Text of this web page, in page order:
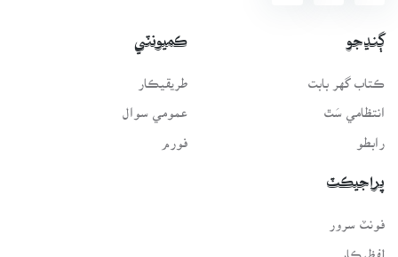
ڳنڍجو
ڪتاب گهر بابت
انتظامي سَٿ
رابطو
ڪميونٽي
طريقيڪار
عمومي سوال
فورم
پراجيڪٽ
فونٽ سرور
لفظيڪار